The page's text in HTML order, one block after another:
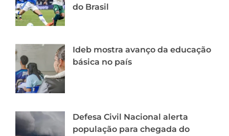
do Brasil
Ideb mostra avanço da educação
básica no país
Defesa Civil Nacional alerta
população para chegada do